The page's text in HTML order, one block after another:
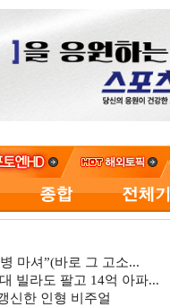
마셔”(바로 그 고소...
빌라도 팔고 14억 아파...
신한 인형 비주얼